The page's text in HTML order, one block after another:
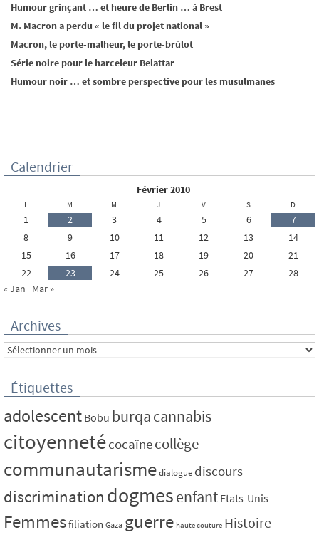
Humour grinçant … et heure de Berlin … à Brest
M. Macron a perdu « le fil du projet national »
Macron, le porte-malheur, le porte-brûlot
Série noire pour le harceleur Belattar
Humour noir … et sombre perspective pour les musulmanes
Calendrier
février 2010
L M M J V S D
1 2 3 4 5 6
7
8
9 10 11 12 13
14
15
16 17 18 19 20
21
22
23 24 25 26 27
28
« Jan
Mar »
Archives
Archives
Étiquettes
adolescent Bobu burqacannabis
citoyennetécocaïnecollège
communautarismedialogue discours
discrimination dogmesenfant Etats-Unis
Femmesfiliation Gaza guerre haute couture Histoire